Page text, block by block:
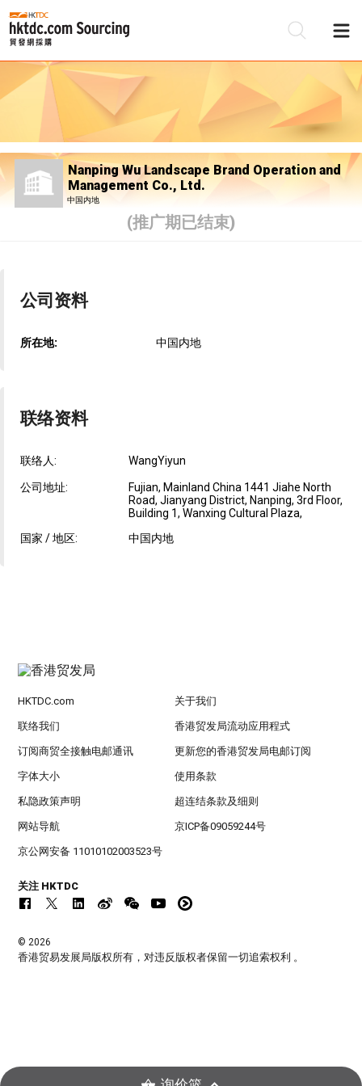
Nanping Wu Landscape Brand Operation and
Management Co., Ltd.
中国内地
(推广期已结束)
公司资料
所在地: 中国内地
联络资料
联络人: WangYiyun
公司地址:
Fujian, Mainland China 1441 Jiahe North
Road, Jianyang District, Nanping, 3rd Floor,
Building 1, Wanxing Cultural Plaza,
国家 / 地区:
中国内地
HKTDC.com 关于我们
联络我们 香港贸发局流动应用程式
订阅商贸全接触电邮通讯 更新您的香港贸发局电邮订阅
字体大小 使用条款
私隐政策声明 超连结条款及细则
网站导航 京ICP备09059244号
京公网安备 11010102003523号
关注 HKTDC
© 2026
香港贸易发展局版权所有，对违反版权者保留一切追索权利 。